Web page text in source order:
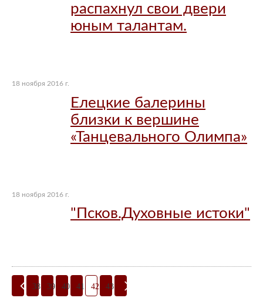
распахнул свои двери
юным талантам.
18 ноября 2016 г.
Елецкие балерины
близки к вершине
«Танцевального Олимпа»
18 ноября 2016 г.
"Псков.Духовные истоки"
38 39 40 41 42 43